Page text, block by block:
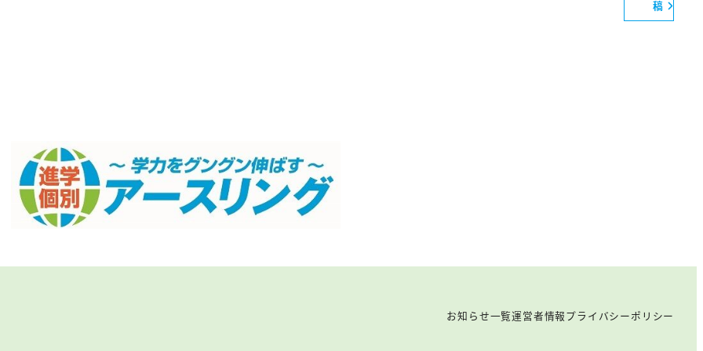
稿
お知らせ一覧運営者情報プライバシーポリシー